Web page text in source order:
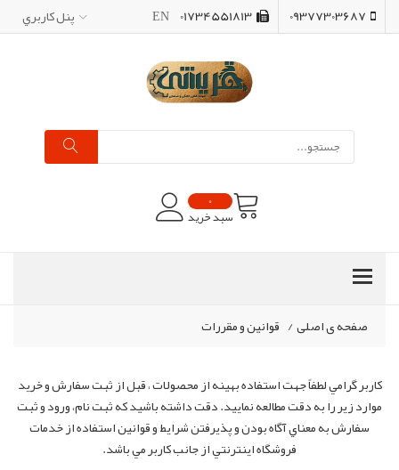
09377303687
01734551813
EN پنل کاربري
0
سبد خرید
صفحه ی اصلی/ قوانين و مقررات
کاربر گرامي لطفاً جهت استفاده بهينه از محصولات ، قبل از ثبت سفارش و خريد
موارد زير را به دقت مطالعه نماييد. دقت داشته باشيد که ثبت نام، ورود و ثبت
سفارش به معناي آگاه بودن و پذيرفتن شرايط و قوانين استفاده از خدمات
فروشگاه اينترنتي از جانب کاربر مي باشد.